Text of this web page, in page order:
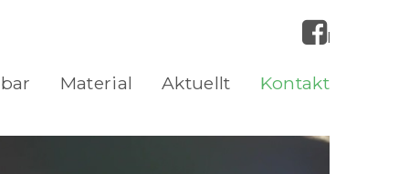
Facebook
Material Aktuellt Kontakt